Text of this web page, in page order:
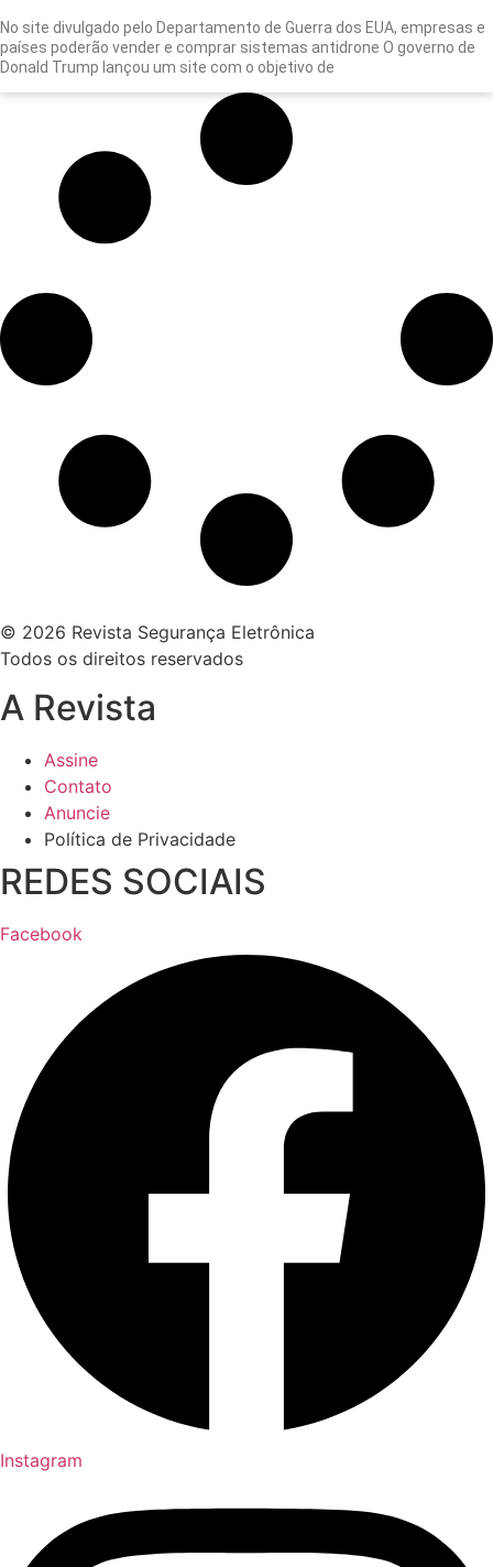
No site divulgado pelo Departamento de Guerra dos EUA, empresas e
países poderão vender e comprar sistemas antidrone O governo de
Donald Trump lançou um site com o objetivo de
© 2026 Revista Segurança Eletrônica
Todos os direitos reservados
A Revista
Assine
Contato
Anuncie
Política de Privacidade
REDES SOCIAIS
Facebook
Instagram